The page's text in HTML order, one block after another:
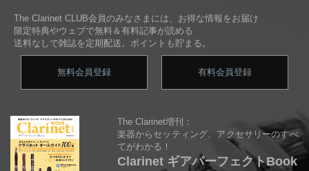
The Clarinet CLUB会員のみなさまには、お得な情報をお届け
限定特典やウェブで無料＆有料記事が読める
送料なしで雑誌を定期配送。ポイントも貯まる。
無料会員登録 有料会員登録
The Clarinet増刊：
楽器からセッティング、アクセサリーのすべ
てがわかる！
Clarinet ギアパーフェクトBook